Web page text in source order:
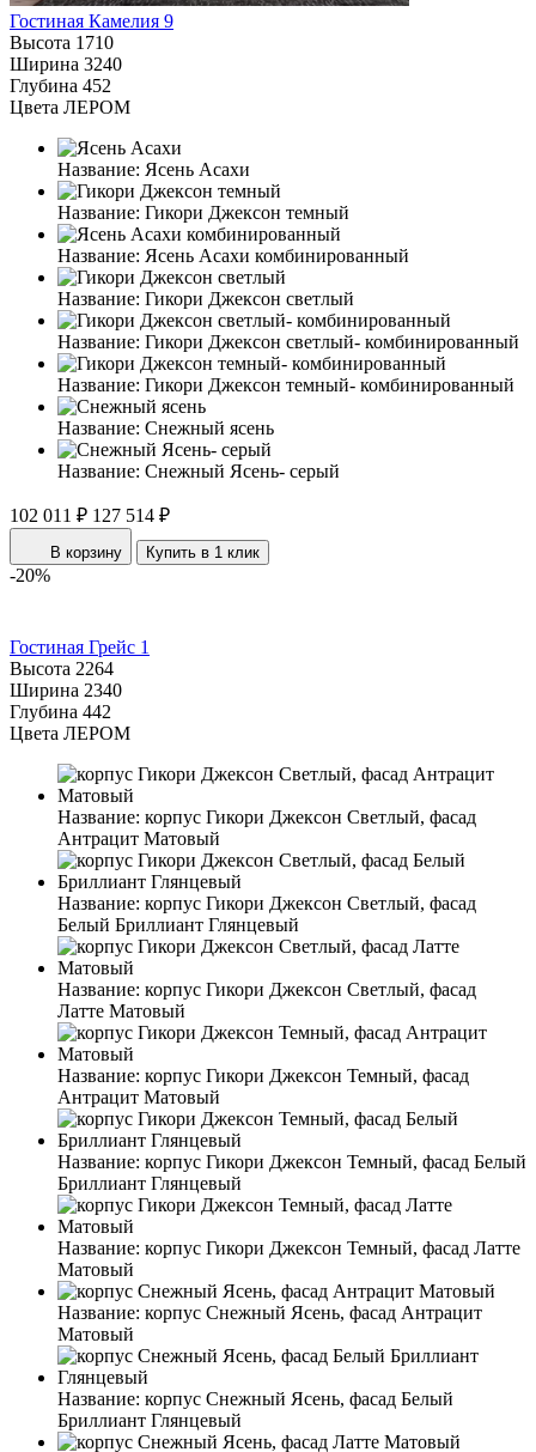
Гостиная Камелия 9
Высота 1710
Ширина 3240
Глубина 452
Цвета ЛЕРОМ
Название: Ясень Асахи
Название: Гикори Джексон темный
Название: Ясень Асахи комбинированный
Название: Гикори Джексон светлый
Название: Гикори Джексон светлый- комбинированный
Название: Гикори Джексон темный- комбинированный
Название: Снежный ясень
Название: Снежный Ясень- серый
102 011 ₽ 127 514 ₽
В корзину Купить в 1 клик
-20%
Гостиная Грейс 1
Высота 2264
Ширина 2340
Глубина 442
Цвета ЛЕРОМ
Название: корпус Гикори Джексон Светлый, фасад
Антрацит Матовый
Название: корпус Гикори Джексон Светлый, фасад
Белый Бриллиант Глянцевый
Название: корпус Гикори Джексон Светлый, фасад
Латте Матовый
Название: корпус Гикори Джексон Темный, фасад
Антрацит Матовый
Название: корпус Гикори Джексон Темный, фасад Белый
Бриллиант Глянцевый
Название: корпус Гикори Джексон Темный, фасад Латте
Матовый
Название: корпус Снежный Ясень, фасад Антрацит
Матовый
Название: корпус Снежный Ясень, фасад Белый
Бриллиант Глянцевый